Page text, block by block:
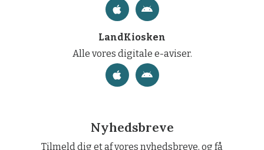
LandKiosken
Alle vores digitale e-aviser.
Nyhedsbreve
Tilmeld dig et af vores nyhedsbreve, og få